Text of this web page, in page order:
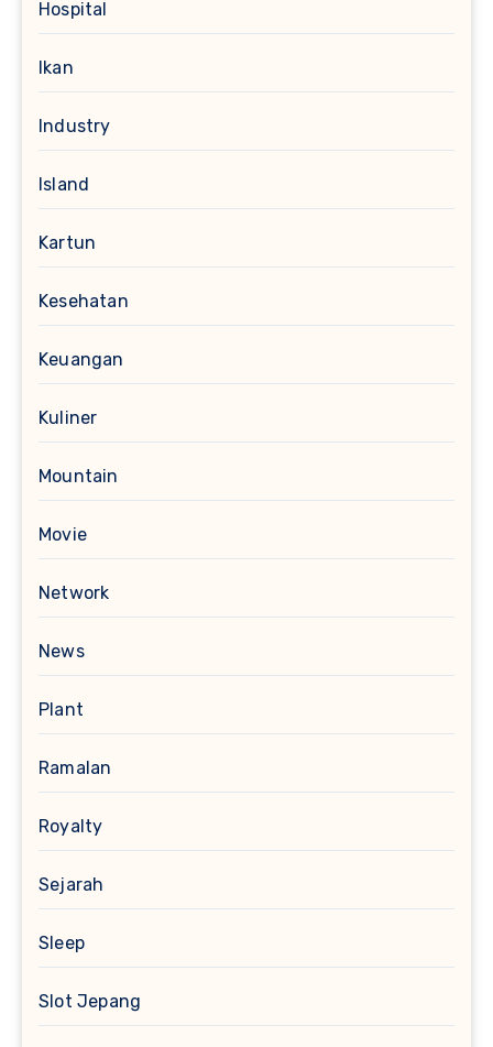
Hospital
Ikan
Industry
Island
Kartun
Kesehatan
Keuangan
Kuliner
Mountain
Movie
Network
News
Plant
Ramalan
Royalty
Sejarah
Sleep
Slot Jepang